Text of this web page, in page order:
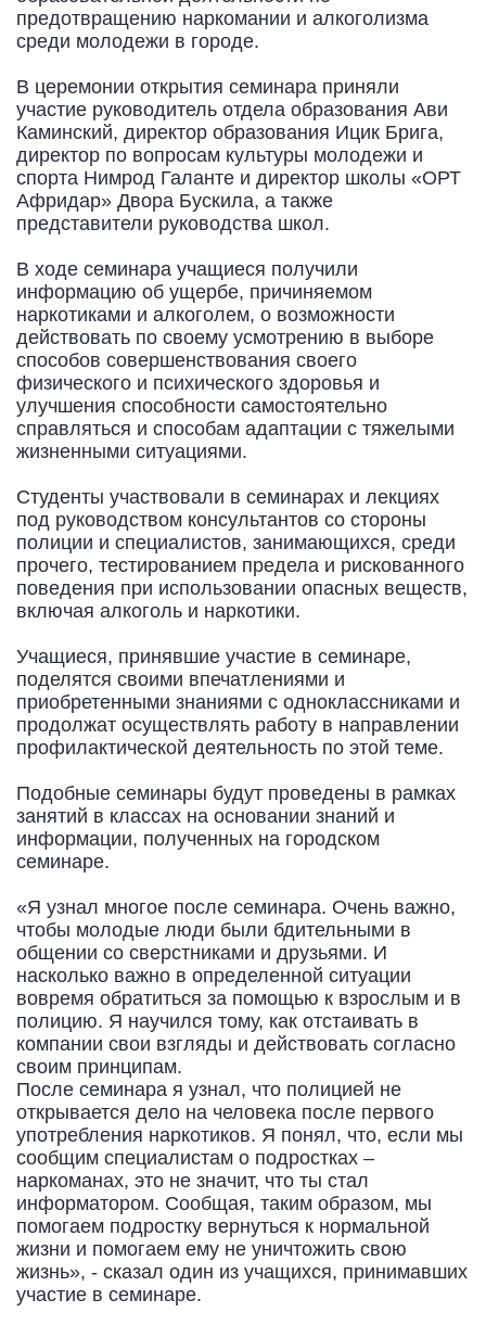
предотвращению наркомании и алкоголизма
среди молодежи в городе.
В церемонии открытия семинара приняли
участие руководитель отдела образования Ави
Каминский, директор образования Ицик Брига,
директор по вопросам культуры молодежи и
спорта Нимрод Галанте и директор школы «ОРТ
Афридар» Двора Бускила, а также
представители руководства школ.
В ходе семинара учащиеся получили
информацию об ущербе, причиняемом
наркотиками и алкоголем, о возможности
действовать по своему усмотрению в выборе
способов совершенствования своего
физического и психического здоровья и
улучшения способности самостоятельно
справляться и способам адаптации с тяжелыми
жизненными ситуациями.
Студенты участвовали в семинарах и лекциях
под руководством консультантов со стороны
полиции и специалистов, занимающихся, среди
прочего, тестированием предела и рискованного
поведения при использовании опасных веществ,
включая алкоголь и наркотики.
Учащиеся, принявшие участие в семинаре,
поделятся своими впечатлениями и
приобретенными знаниями с одноклассниками и
продолжат осуществлять работу в направлении
профилактической деятельность по этой теме.
Подобные семинары будут проведены в рамках
занятий в классах на основании знаний и
информации, полученных на городском
семинаре.
«Я узнал многое после семинара. Очень важно,
чтобы молодые люди были бдительными в
общении со сверстниками и друзьями. И
насколько важно в определенной ситуации
вовремя обратиться за помощью к взрослым и в
полицию. Я научился тому, как отстаивать в
компании свои взгляды и действовать согласно
своим принципам.
После семинара я узнал, что полицией не
открывается дело на человека после первого
употребления наркотиков. Я понял, что, если мы
сообщим специалистам о подростках –
наркоманах, это не значит, что ты стал
информатором. Сообщая, таким образом, мы
помогаем подростку вернуться к нормальной
жизни и помогаем ему не уничтожить свою
жизнь», - сказал один из учащихся, принимавших
участие в семинаре.